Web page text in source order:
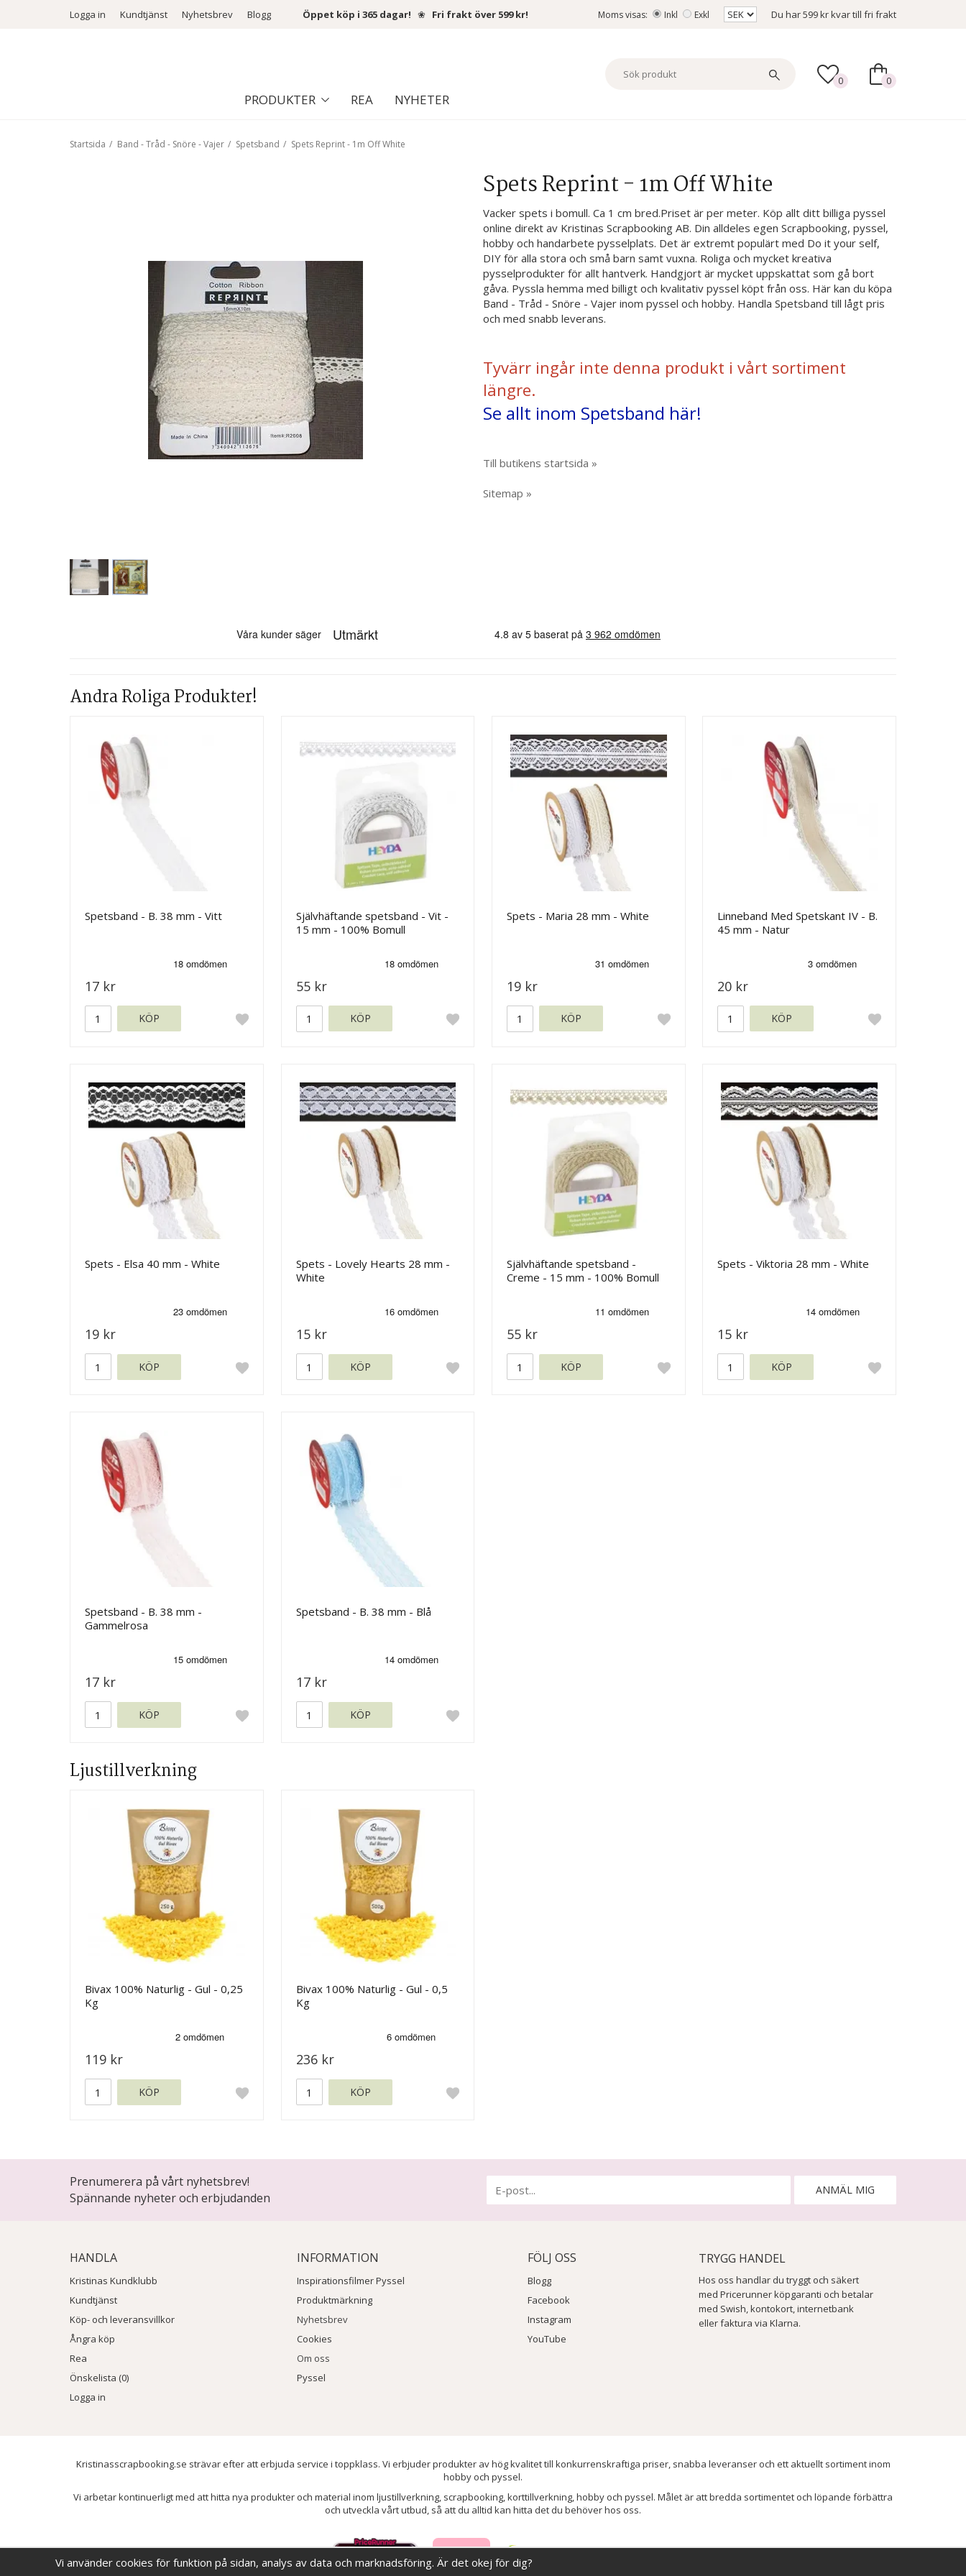
Logga in Kundtjänst Nyhetsbrev Blogg Öppet köp i 365 dagar! ❀ Fri frakt över 599 kr! Moms visas: Inkl Exkl Du har599 krkvar till fri frakt
PRODUKTER REA NYHETER
0 0
Startsida / Band - Tråd - Snöre - Vajer / Spetsband / Spets Reprint - 1m Off White
Spets Reprint - 1m Off White
Vacker spets i bomull. Ca 1 cm bred.Priset är per meter. Köp allt ditt billiga pyssel
online direkt av Kristinas Scrapbooking AB. Din alldeles egen Scrapbooking, pyssel,
hobby och handarbete pysselplats. Det är extremt populärt med Do it your self,
DIY för alla stora och små barn samt vuxna. Roliga och mycket kreativa
pysselprodukter för allt hantverk. Handgjort är mycket uppskattat som gå bort
gåva. Pyssla hemma med billigt och kvalitativ pyssel köpt från oss. Här kan du köpa
Band - Tråd - Snöre - Vajer inom pyssel och hobby. Handla Spetsband till lågt pris
och med snabb leverans.
Tyvärr ingår inte denna produkt i vårt sortiment
längre.
Se allt inom Spetsband här!
Till butikens startsida »
Sitemap »
Andra Roliga Produkter!
Spetsband - B. 38 mm - Vitt
17 kr
KÖP
Självhäftande spetsband - Vit -
15 mm - 100% Bomull
55 kr
KÖP
Spets - Maria 28 mm - White
19 kr
KÖP
Linneband Med Spetskant IV - B.
45 mm - Natur
20 kr
KÖP
Spets - Elsa 40 mm - White
19 kr
KÖP
Spets - Lovely Hearts 28 mm -
White
15 kr
KÖP
Självhäftande spetsband -
Creme - 15 mm - 100% Bomull
55 kr
KÖP
Spets - Viktoria 28 mm - White
15 kr
KÖP
Spetsband - B. 38 mm -
Gammelrosa
17 kr
KÖP
Spetsband - B. 38 mm - Blå
17 kr
KÖP
Ljustillverkning
Bivax 100% Naturlig - Gul - 0,25
Kg
119 kr
KÖP
Bivax 100% Naturlig - Gul - 0,5
Kg
236 kr
KÖP
Prenumerera på vårt nyhetsbrev!
Spännande nyheter och erbjudanden
ANMÄL MIG
HANDLA
Kristinas Kundklubb
Kundtjänst
Köp- och leveransvillkor
Ångra köp
Rea
Önskelista (0)
Logga in
INFORMATION
Inspirationsfilmer Pyssel
Produktmärkning
Nyhetsbrev
Cookies
Om oss
Pyssel
FÖLJ OSS
Blogg
Facebook
Instagram
YouTube
TRYGG HANDEL
Hos oss handlar du tryggt och säkert
med Pricerunner köpgaranti och betalar
med Swish, kontokort, internetbank
eller faktura via Klarna.
Kristinasscrapbooking.se strävar efter att erbjuda service i toppklass. Vi erbjuder produkter av hög kvalitet till konkurrenskraftiga priser, snabba leveranser och ett aktuellt sortiment inom
hobby och pyssel.
Vi arbetar kontinuerligt med att hitta nya produkter och material inom ljustillverkning, scrapbooking, korttillverkning, hobby och pyssel. Målet är att bredda sortimentet och löpande förbättra
och utveckla vårt utbud, så att du alltid kan hitta det du behöver hos oss.
Vi använder cookies för funktion på sidan, analys av data och marknadsföring. Är det okej för dig?